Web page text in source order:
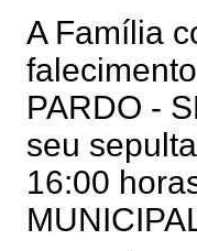
A Família
PARDO -
seu
16:00